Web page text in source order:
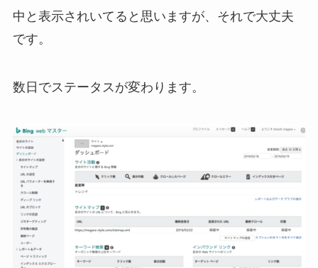
中と表示されいてると思いますが、それで大丈夫
です。
数日でステータスが変わります。